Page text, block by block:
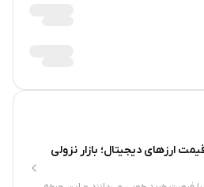
قیمت ارزهای دیجیتال؛ بازار نزولی